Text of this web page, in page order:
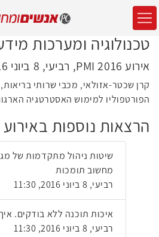
טכנולוגיה ומערכות
אירוע PMI 2016, רביעי, 8 ביוני 2016, 12:05
קרן שכטר-אזולאי, מכבי שרותי
הפורטפוליו למימוש האסטרטגיה
הרצאות נוספות באירוע PMI 2016
שיטות ניהול מתקדמות של
מחשוב תומכות
רביעי, 8 ביוני 2016, 11:30
איכות תוכנה ללא בודקים.
רביעי, 8 ביוני 2016, 11:30